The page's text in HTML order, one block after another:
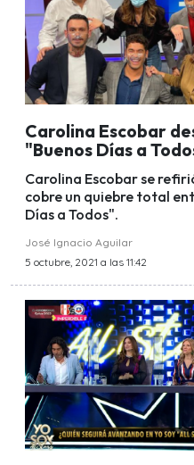
Carolina Escobar
"Buenos Días a
Carolina Escobar se
cobre un quiebre total
Días a Todos".
José Ignacio Aguilar
5 octubre, 2021 a las 11:42